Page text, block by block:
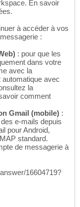
En savoir
à accéder à vos
:
: pour que les
dans votre
avec la
avec
la
comment
Gmail (mobile) :
e-mails depuis
pour Android,
standard.
de messagerie à
16604719?